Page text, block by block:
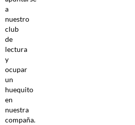
a
nuestro
club
de
lectura
y
ocupar
un
huequito
en
nuestra
compaña.